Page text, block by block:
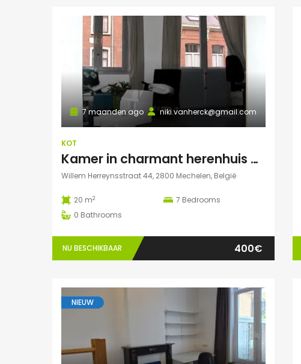
niki.vanherck@gmail.com
7 maanden ago
KOT
Kamer in charmant herenhuis met grote zonnige tuin
Willem Herreynsstraat 44, 2800 Mechelen, België
20 m2 7 Bedrooms
0 Bathrooms
NU BESCHIKBAAR 400€
NIEUW